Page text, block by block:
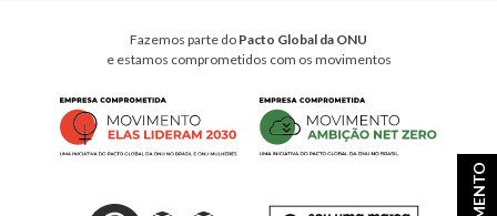
Fazemos parte do Pacto Global da ONU
e estamos comprometidos com os movimentos